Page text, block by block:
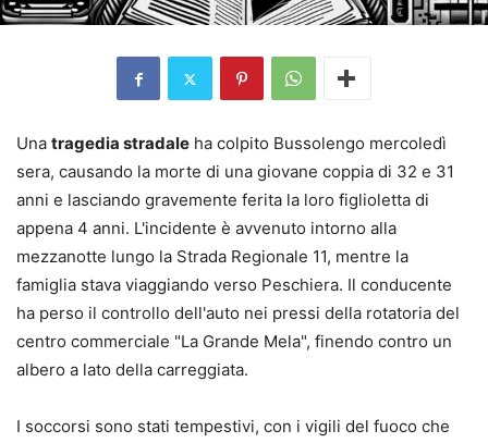
Una tragedia stradale ha colpito Bussolengo mercoledì
sera, causando la morte di una giovane coppia di 32 e 31
anni e lasciando gravemente ferita la loro figlioletta di
appena 4 anni. L'incidente è avvenuto intorno alla
mezzanotte lungo la Strada Regionale 11, mentre la
famiglia stava viaggiando verso Peschiera. Il conducente
ha perso il controllo dell'auto nei pressi della rotatoria del
centro commerciale "La Grande Mela", finendo contro un
albero a lato della carreggiata.
I soccorsi sono stati tempestivi, con i vigili del fuoco che